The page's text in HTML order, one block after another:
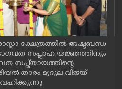
ക്ഷേത്രത്തിൽ അഷ്ടബന്ധ
ഭാഗവത സപ്താഹ യജ്ഞത്തിനും
സപ്ത്തായത്തിന്റെ
താരം മൃദുല വിജയ്